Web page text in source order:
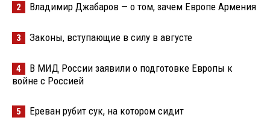
2 Владимир Джабаров — о том, зачем Европе Армения
3 Законы, вступающие в силу в августе
4
В МИД России заявили о подготовке Европы к
войне с Россией
5 Ереван рубит сук, на котором сидит